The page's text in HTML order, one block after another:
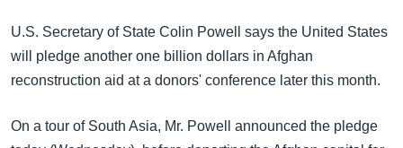
ပင်မ
အ
အစ္စရေး-ပါလက်စတိုင်း
အင်္ဂလိပ်စာလေ့လာမယ်
အမေရိကန်သုံးအီဒီယံ
မကြေးမုံရဲ့ အင်္ဂလိပ်စာ
ရုပ်ရှင်ထဲက အင်္ဂလိပ်စာ
အပတ်စဉ်ကဏ္ဍများ
ရေဒီယို
တီဗွီ
ရေဒီယိုနှင့်ရုပ်သံ အချက်အလက်များ
ရေဒီယို/တီဗွီအစီအစဉ်
U.S. Secretary of State Colin Powell says the United States
will pledge another one billion dollars in Afghan
reconstruction aid at a donors' conference later this month.
On a tour of South Asia, Mr. Powell announced the pledge